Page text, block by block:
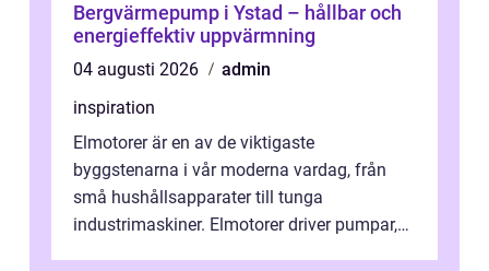
Bergvärmepump i Ystad – hållbar och
energieffektiv uppvärmning
04 augusti 2026
admin
inspiration
Elmotorer är en av de viktigaste
byggstenarna i vår moderna vardag, från
små hushållsapparater till tunga
industrimaskiner. Elmotorer driver pumpar,